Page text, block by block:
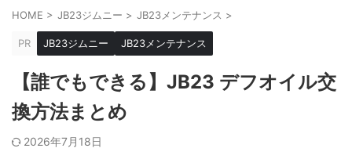
HOME > JB23ジムニー > JB23メンテナンス >
PR JB23ジムニー JB23メンテナンス
【誰でもできる】JB23 デフオイル交
換方法まとめ
2026年7月18日